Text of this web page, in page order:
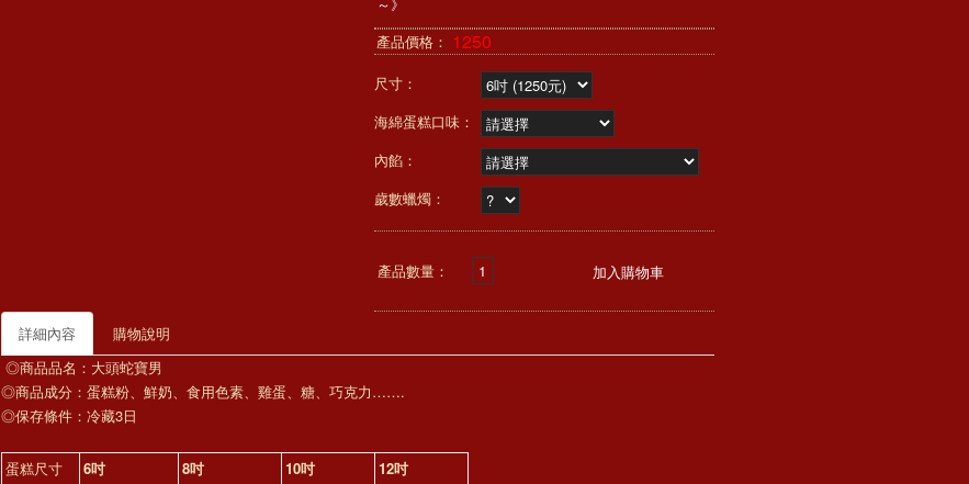
產品價格： 1250
尺寸：
海綿蛋糕口味：
內餡：
歲數蠟燭：
產品數量：
詳細內容
購物說明
◎商品品名：大頭蛇寶男
◎商品成分：蛋糕粉、鮮奶、食用色素、雞蛋、糖、巧克力…….
◎保存條件：冷藏3日
蛋糕尺寸 6吋 8吋 10吋 12吋